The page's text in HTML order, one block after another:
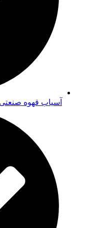
آسیاب قهوه صنعتی